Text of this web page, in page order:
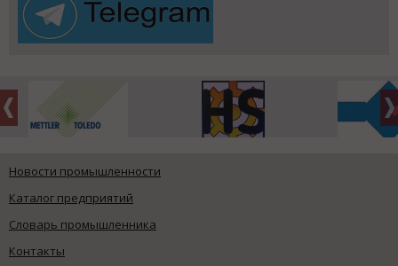
Новости промышленности
Каталог предприятий
Словарь промышленника
Контакты